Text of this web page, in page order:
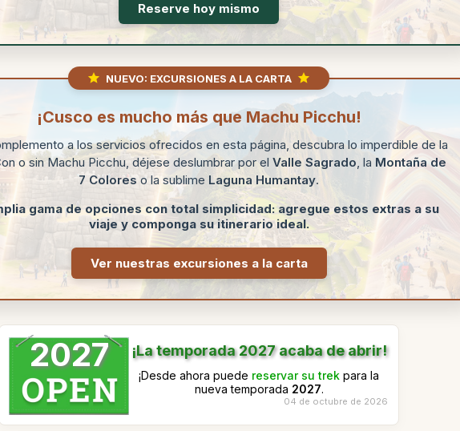
Reserve hoy mismo
NUEVO: EXCURSIONES A LA CARTA
¡Cusco es mucho más que Machu Picchu!
a los servicios ofrecidos en esta página, descubra lo imperdible de la
o sin Machu Picchu, déjese deslumbrar por el Valle Sagrado, la Montaña de
7 Colores o la sublime Laguna Humantay.
gama de opciones con total simplicidad: agregue estos extras a su
viaje y componga su itinerario ideal.
Ver nuestras excursiones a la carta
2027 ¡La temporada 2027 acaba de abrir!
¡Desde ahora puede reservar su trek para la
nueva temporada 2027.
04 de octubre de 2026